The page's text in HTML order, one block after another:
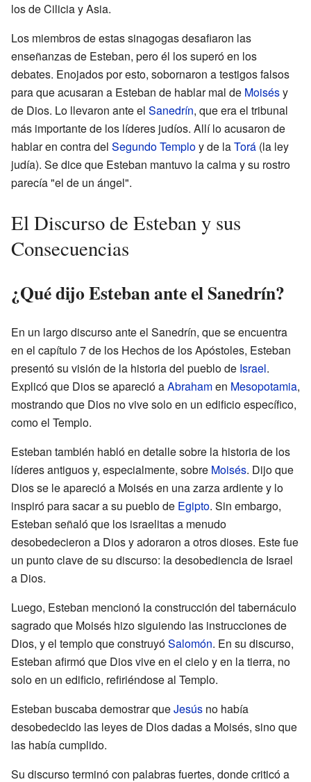
los de Cilicia y Asia.
Los miembros de estas sinagogas desafiaron las
enseñanzas de Esteban, pero él los superó en los
debates. Enojados por esto, sobornaron a testigos falsos
para que acusaran a Esteban de hablar mal de Moisésy
de Dios. Lo llevaron ante el Sanedrín, que era el tribunal
más importante de los líderes judíos. Allí lo acusaron de
hablar en contra del Segundo Temploy de laTorá (la ley
judía). Se dice que Esteban mantuvo la calma y su rostro
parecía "el de un ángel".
El Discurso de Esteban y sus
Consecuencias
¿Qué dijo Esteban ante el Sanedrín?
En un largo discurso ante el Sanedrín, que se encuentra
en el capítulo 7 de los Hechos de los Apóstoles, Esteban
presentó su visión de la historia del pueblo de Israel.
Explicó que Dios se apareció aAbrahamen Mesopotamia,
mostrando que Dios no vive solo en un edificio específico,
como el Templo.
Esteban también habló en detalle sobre la historia de los
líderes antiguos y, especialmente, sobre Moisés. Dijo que
Dios se le apareció a Moisés en una zarza ardiente y lo
inspiró para sacar a su pueblo de Egipto. Sin embargo,
Esteban señaló que los israelitas a menudo
desobedecieron a Dios y adoraron a otros dioses. Este fue
un punto clave de su discurso: la desobediencia de Israel
a Dios.
Luego, Esteban mencionó la construcción del tabernáculo
sagrado que Moisés hizo siguiendo las instrucciones de
Dios, y el templo que construyóSalomón. En su discurso,
Esteban afirmó que Dios vive en el cielo y en la tierra, no
solo en un edificio, refiriéndose al Templo.
Esteban buscaba demostrar queJesús no había
desobedecido las leyes de Dios dadas a Moisés, sino que
las había cumplido.
Su discurso terminó con palabras fuertes, donde criticó a